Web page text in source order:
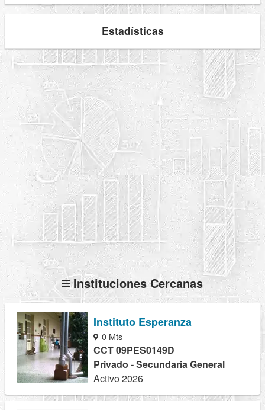
Estadísticas
Instituciones Cercanas
Instituto Esperanza
0 Mts
CCT 09PES0149D
Privado - Secundaria General
Activo 2026